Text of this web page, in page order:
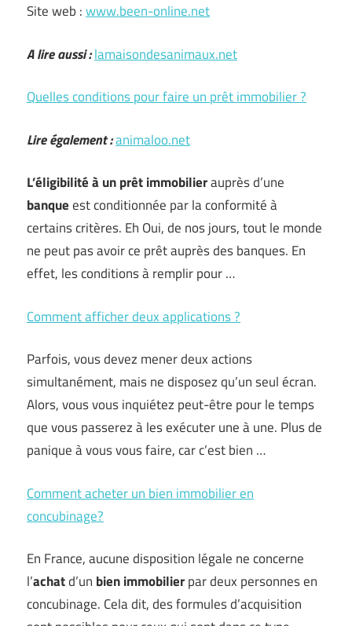
Site web :www.been-online.net
A lire aussi :lamaisondesanimaux.net
Quelles conditions pour faire un prêt immobilier ?
Lire également :animaloo.net
L’éligibilité à un prêt immobilierauprès d’une
banqueest conditionnée par la conformité à
certains critères. Eh Oui, de nos jours, tout le monde
ne peut pas avoir ce prêt auprès des banques. En
effet, les conditions à remplir pour …
Comment afficher deux applications ?
Parfois, vous devez mener deux actions
simultanément, mais ne disposez qu’un seul écran.
Alors, vous vous inquiétez peut-être pour le temps
que vous passerez à les exécuter une à une. Plus de
panique à vous vous faire, car c’est bien …
Comment acheter un bien immobilier en
concubinage?
En France, aucune disposition légale ne concerne
l’achatd’un bien immobilierpar deux personnes en
concubinage. Cela dit, des formules d’acquisition